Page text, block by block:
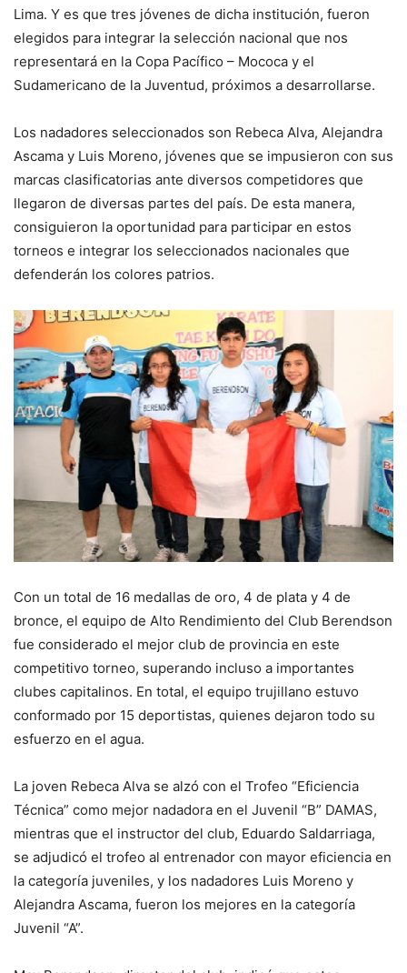
Lima. Y es que tres jóvenes de dicha institución, fueron
elegidos para integrar la selección nacional que nos
representará en la Copa Pacífico – Mococa y el
Sudamericano de la Juventud, próximos a desarrollarse.
Los nadadores seleccionados son Rebeca Alva, Alejandra
Ascama y Luis Moreno, jóvenes que se impusieron con sus
marcas clasificatorias ante diversos competidores que
llegaron de diversas partes del país. De esta manera,
consiguieron la oportunidad para participar en estos
torneos e integrar los seleccionados nacionales que
defenderán los colores patrios.
Con un total de 16 medallas de oro, 4 de plata y 4 de
bronce, el equipo de Alto Rendimiento del Club Berendson
fue considerado el mejor club de provincia en este
competitivo torneo, superando incluso a importantes
clubes capitalinos. En total, el equipo trujillano estuvo
conformado por 15 deportistas, quienes dejaron todo su
esfuerzo en el agua.
La joven Rebeca Alva se alzó con el Trofeo “Eficiencia
Técnica” como mejor nadadora en el Juvenil “B” DAMAS,
mientras que el instructor del club, Eduardo Saldarriaga,
se adjudicó el trofeo al entrenador con mayor eficiencia en
la categoría juveniles, y los nadadores Luis Moreno y
Alejandra Ascama, fueron los mejores en la categoría
Juvenil “A”.